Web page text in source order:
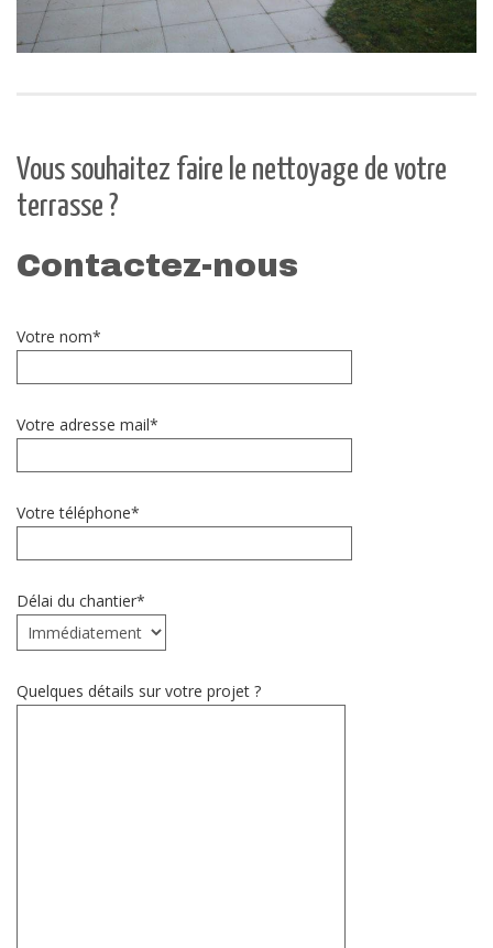
Vous souhaitez faire le nettoyage de votre
terrasse ?
Contactez-nous
Votre nom*
Votre adresse mail*
Votre téléphone*
Délai du chantier*
Quelques détails sur votre projet ?